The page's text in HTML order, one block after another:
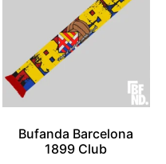
Bufanda Barcelona
1899 Club